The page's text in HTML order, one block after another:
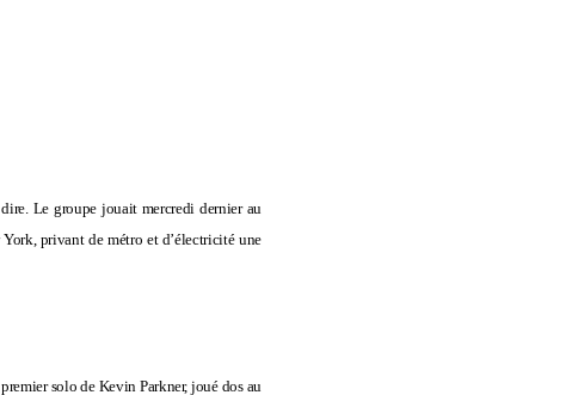
Le groupejouait mercredi dernier au
privant de métro et d’électricité une
solo de Kevin Parkner, joué dos au